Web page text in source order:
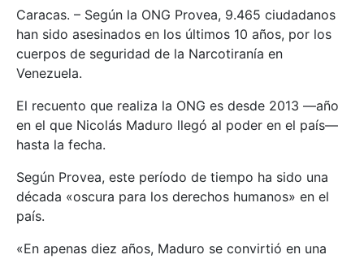
Caracas. – Según la ONG Provea, 9.465 ciudadanos
han sido asesinados en los últimos 10 años, por los
cuerpos de seguridad de la Narcotiranía en
Venezuela.
El recuento que realiza la ONG es desde 2013 —año
en el que Nicolás Maduro llegó al poder en el país—
hasta la fecha.
Según Provea, este período de tiempo ha sido una
década «oscura para los derechos humanos» en el
país.
«En apenas diez años, Maduro se convirtió en una